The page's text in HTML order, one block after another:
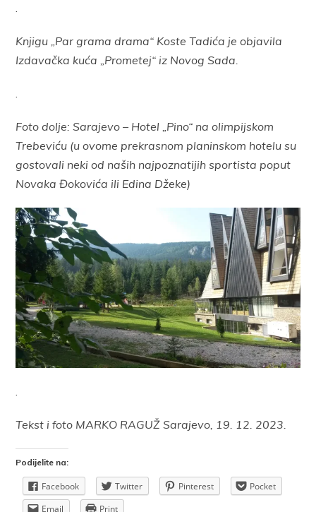
.
Knjigu „Par grama drama“ Koste Tadića je objavila
Izdavačka kuća „Prometej“ iz Novog Sada.
.
Foto dolje: Sarajevo – Hotel „Pino“ na olimpijskom
Trebeviću (u ovome prekrasnom planinskom hotelu su
gostovali neki od naših najpoznatijih sportista poput
Novaka Đokovića ili Edina Džeke)
.
Tekst i foto MARKO RAGUŽ Sarajevo, 19. 12. 2023.
Podijelite na:
Facebook Twitter Pinterest
Pocket
Email
Print